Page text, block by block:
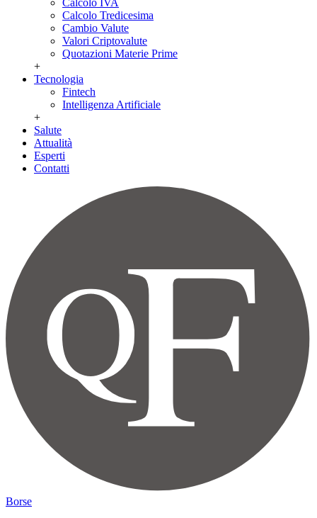
Calcolo Tredicesima
Cambio Valute
Valori Criptovalute
Quotazioni Materie Prime
+
Tecnologia
Fintech
Intelligenza Artificiale
+
Salute
Attualità
Esperti
Contatti
Borse